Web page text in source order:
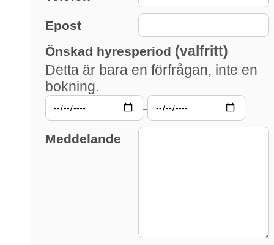
Epost
Önskad hyresperiod (valfritt)
Detta är bara en förfrågan, inte en
bokning.
–
Meddelande